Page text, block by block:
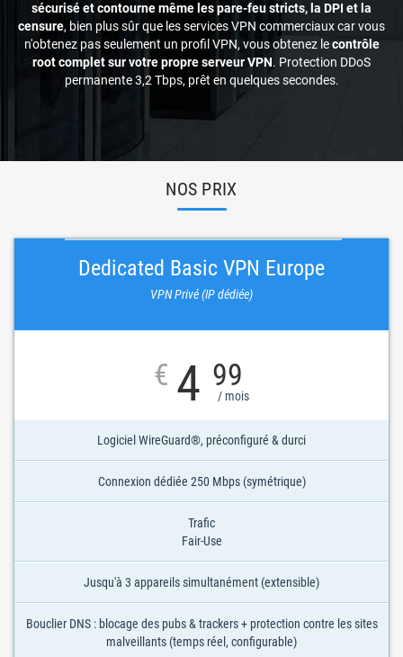
sécurisé et contourne même les pare-feu stricts, la DPI et la
censure, bien plus sûr que les services VPN commerciaux car vous
n'obtenez pas seulement un profil VPN, vous obtenez lecontrôle
root complet sur votre propre serveur VPN. Protection DDoS
permanente 3,2 Tbps, prêt en quelques secondes.
NOS PRIX
Dedicated Basic VPN Europe
VPN Privé (IP dédiée)
€ 4 99
/ mois
Logiciel WireGuard®, préconfiguré & durci
Connexion dédiée 250 Mbps (symétrique)
Trafic
Fair-Use
Jusqu'à 3 appareils simultanément (extensible)
Bouclier DNS : blocage des pubs & trackers + protection contre les sites
malveillants (temps réel, configurable)